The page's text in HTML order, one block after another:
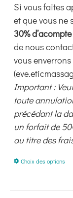
Si vous faites
et que vous ne
30%
de nous
vous
Important :
toute
précédant la
un forfait de
au titre des
Choix des options